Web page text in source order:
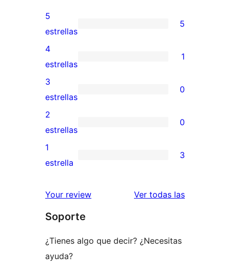
5
valoraciones
de
5
estrellas
5
estrellas
5
1
valoración
de
4
estrellas
4
estrellas
1
0
valoraciones
de
3
estrellas
3
estrellas
0
0
valoraciones
de
estrellas
2
estrellas
0
3
de
estrellas
1
estrella
3
Your review Ver todas lasreseñas
Soporte
¿Tienes algo que decir? ¿Necesitas
ayuda?